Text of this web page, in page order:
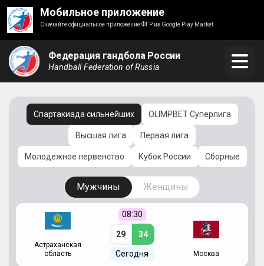
Мобильное приложение
Скачайте официальное приложение ФГР из Google Play Market
Федерация гандбола России
Handball Federation of Russia
Спартакиада сильнейших OLIMPBET Суперлига
Высшая лига Первая лига
Молодежное первенство Кубок России Сборные
Мужчины Женщины
Астраханская
область
08:30
29 34
Сегодня Москва